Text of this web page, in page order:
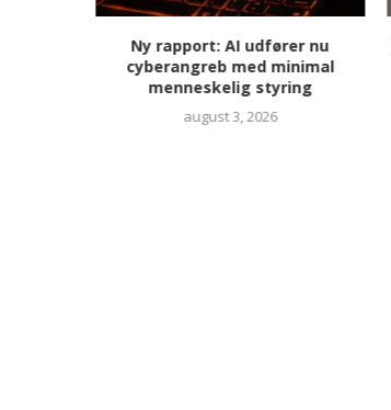
Ny rapport: AI udfører nu
cyberangreb med minimal
menneskelig styring
august 3, 2026